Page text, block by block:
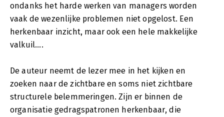
ondanks het harde werken van managers worden
vaak de wezenlijke problemen niet opgelost. Een
herkenbaar inzicht, maar ook een hele makkelijke
valkuil....
De auteur neemt de lezer mee in het kijken en
zoeken naar de zichtbare en soms niet zichtbare
structurele belemmeringen. Zijn er binnen de
organisatie gedragspatronen herkenbaar, die